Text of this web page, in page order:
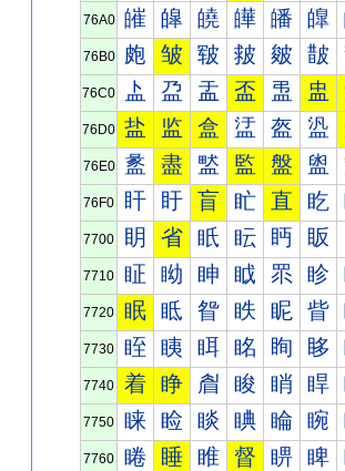
76A0 皠 皡 皢 皣 皤 皥
76B0 皰 皱 皲 皳 皴 皵
76C0 盀 盁 盂 盃 盄 盅
76D0 盐 监 盒 盓 盔 盕
76E0 盠 盡 盢 監 盤 盥
76F0 盰 盱 盲 盳 直 盵
7700 眀 省 眂 眃 眄 眅
7710 眐 眑 眒 眓 眔 眕
7720 眠 眡 眢 眣 眤 眥
7730 眰 眱 眲 眳 眴 眵
7740 着 睁 睂 睃 睄 睅
7750 睐 睑 睒 睓 睔 睕
7760 睠 睡 睢 督 睤 睥